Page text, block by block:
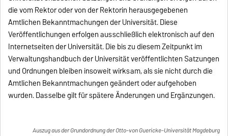
die vom Rektor oder von der Rektorin herausgegebenen
Amtlichen Bekanntmachungen der Universität. Diese
Veröffentlichungen erfolgen ausschließlich elektronisch auf den
Internetseiten der Universität. Die bis zu diesem Zeitpunkt im
Verwaltungshandbuch der Universität veröffentlichten Satzungen
und Ordnungen bleiben insoweit wirksam, als sie nicht durch die
Amtlichen Bekanntmachungen geändert oder aufgehoben
wurden. Dasselbe gilt für spätere Änderungen und Ergänzungen.
Auszug aus der Grundordnung der Otto-von Guericke-Universität Magdeburg